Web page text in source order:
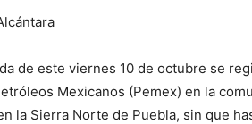
de este viernes 10 de octubre se
Mexicanos (Pemex) en la
la Sierra Norte de Puebla, sin que